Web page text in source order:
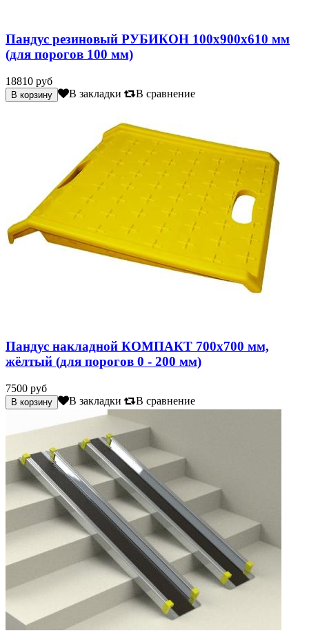
Пандус резиновый РУБИКОН 100х900х610 мм
(для порогов 100 мм)
18810 руб
В закладки В сравнение
Пандус накладной КОМПАКТ 700х700 мм,
жёлтый (для порогов 0 - 200 мм)
7500 руб
В закладки В сравнение